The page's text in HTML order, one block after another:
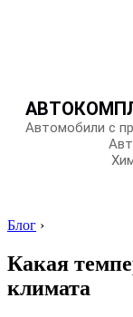
Автомобили с
Блог ›
Какая
климата